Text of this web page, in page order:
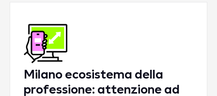
Milano ecosistema della
professione: attenzione ad